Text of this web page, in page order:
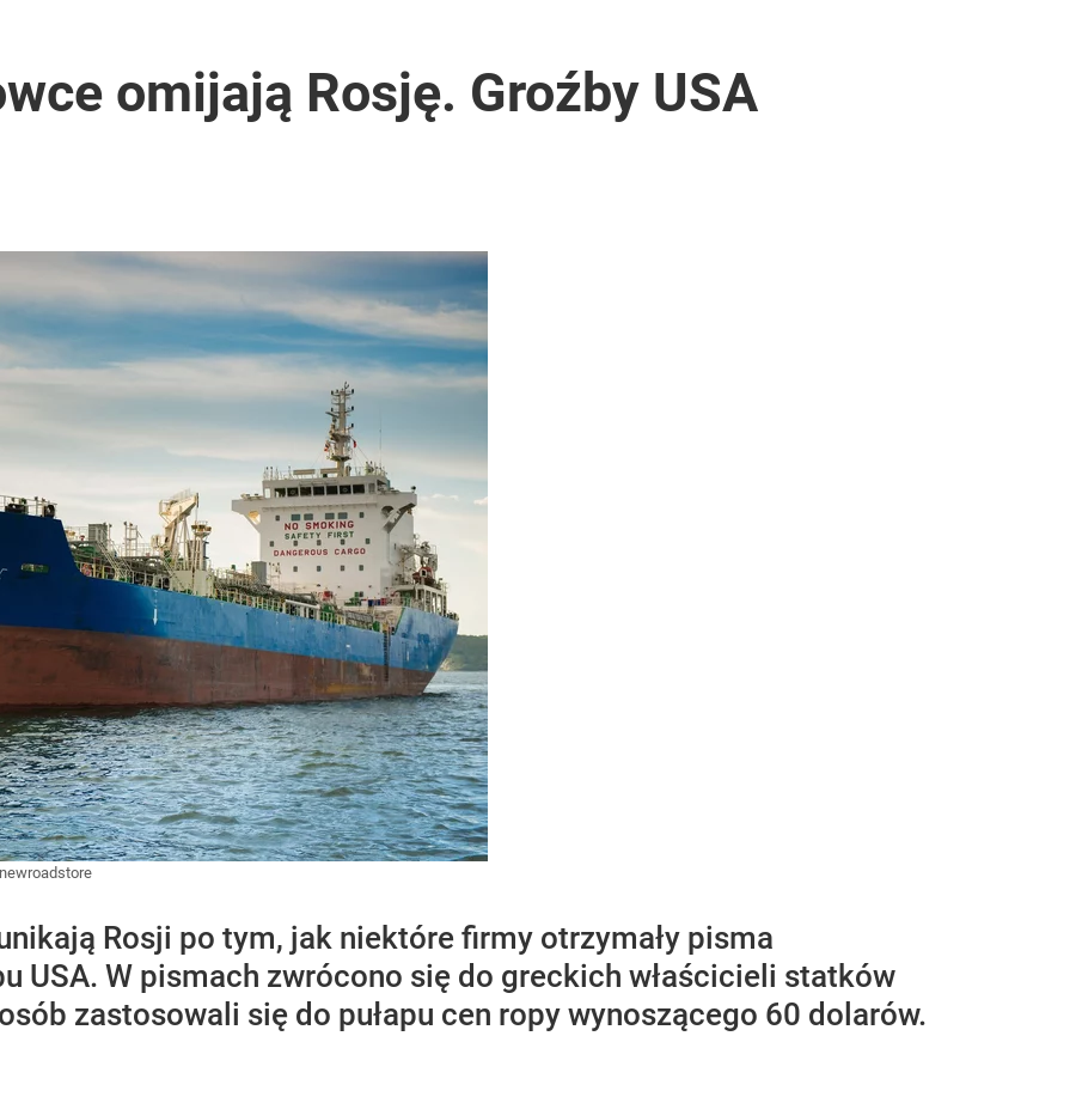
omijają Rosję. Groźby USA
newroadstore
Rosji po tym, jak niektóre firmy otrzymały pisma
USA. W pismach zwrócono się do greckich właścicieli statków
zastosowali się do pułapu cen ropy wynoszącego 60 dolarów.